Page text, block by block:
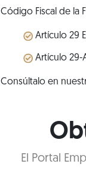
Código Fiscal de la
Artículo 29
Artículo 29-
Consúltalo en
El Portal